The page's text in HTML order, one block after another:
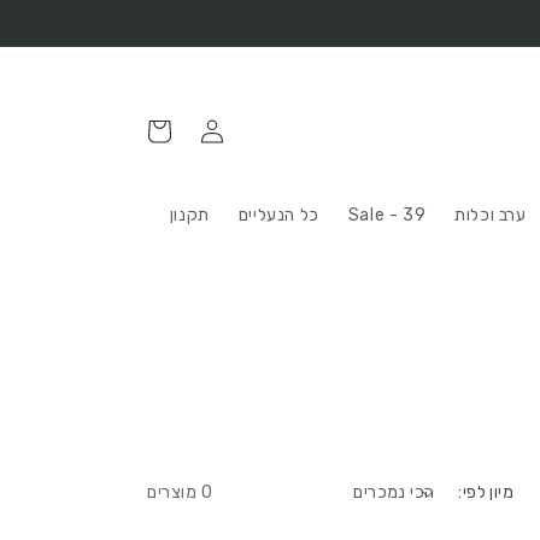
ערב וכלות Sale - 39 כל הנעליים תקנון
התחברות עגלה
מיון לפי: 0 מוצרים